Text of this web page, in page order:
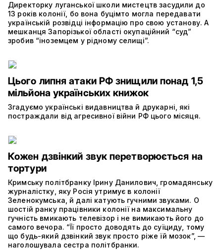
Директорку луганської школи мистецтв засудили до
13 років колонії, бо вона буцімто могла передавати
українській розвідці інформацію про свою установу. А
мешканця Запорізької області окупаційний “суд”
зробив “іноземцем у рідному селищі”.
Цього липня атаки РФ знищили понад 1,5
мільйона українських книжок
Згадуємо українські видавництва й друкарні, які
постраждали від агресивної війни РФ цього місяця.
Кожен дзвінкий звук перетворюється на
тортури
Кримську політбранку Ірину Данилович, громадянську
журналістку, яку Росія утримує в колонії
Зеленокумська, й далі катують гучними звуками. О
шостій ранку працівники колонії на максимальну
гучність вмикають телевізор і не вимикають його до
самого вечора. “Її просто доводять до суїциду, тому
що будь-який дзвінкий звук просто ріже їй мозок”, —
наголошувала сестра політбранки.